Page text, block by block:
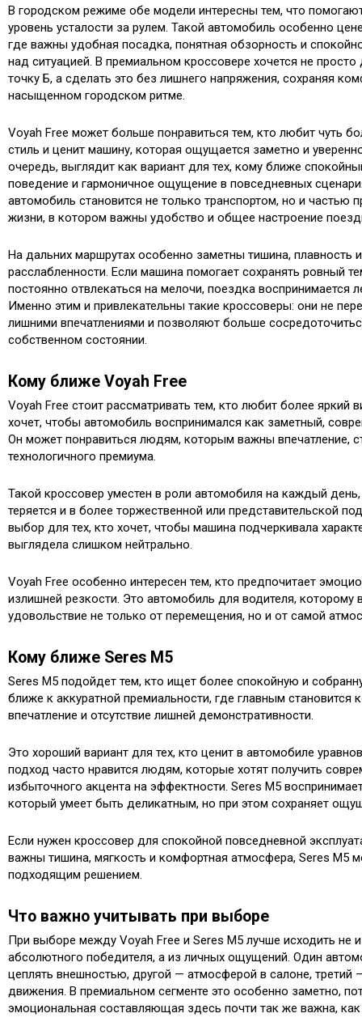
В городском режиме обе модели интересны тем, что
уровень усталости за рулем. Такой автомобиль особенно
где важны удобная посадка, понятная обзорность и
над ситуацией. В премиальном кроссовере хочется не просто
точку Б, а сделать это без лишнего напряжения, сохраняя
насыщенном городском ритме.
Voyah Free может больше понравиться тем, кто любит чуть
стиль и ценит машину, которая ощущается заметно и
очередь, выглядит как вариант для тех, кому ближе
поведение и гармоничное ощущение в повседневных
автомобиль становится не только транспортом, но и частью
жизни, в котором важны удобство и общее настроение
На дальних маршрутах особенно заметны тишина, плавность
расслабленности. Если машина помогает сохранять ровный
постоянно отвлекаться на мелочи, поездка воспринимается
Именно этим и привлекательны такие кроссоверы: они не
лишними впечатлениями и позволяют больше
собственном состоянии.
Кому ближе Voyah Free
Voyah Free стоит рассматривать тем, кто любит более яркий
хочет, чтобы автомобиль воспринимался как заметный,
Он может понравиться людям, которым важны впечатление,
технологичного премиума.
Такой кроссовер уместен в роли автомобиля на каждый
теряется и в более торжественной или представительской
выбор для тех, кто хочет, чтобы машина подчеркивала
выглядела слишком нейтрально.
Voyah Free особенно интересен тем, кто предпочитает
излишней резкости. Это автомобиль для водителя, которому
удовольствие не только от перемещения, но и от самой
Кому ближе Seres M5
Seres M5 подойдет тем, кто ищет более спокойную и
ближе к аккуратной премиальности, где главным становится
впечатление и отсутствие лишней демонстративности.
Это хороший вариант для тех, кто ценит в автомобиле
подход часто нравится людям, которые хотят получить
избыточного акцента на эффектности. Seres M5
который умеет быть деликатным, но при этом сохраняет
Если нужен кроссовер для спокойной повседневной
важны тишина, мягкость и комфортная атмосфера, Seres M5
подходящим решением.
Что важно учитывать при выборе
При выборе между Voyah Free и Seres M5 лучше исходить не
абсолютного победителя, а из личных ощущений. Один
цеплять внешностью, другой — атмосферой в салоне,
движения. В премиальном сегменте это особенно заметно,
эмоциональная составляющая здесь почти так же важна, как